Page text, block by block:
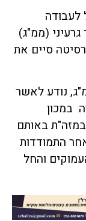
(ממ"ג)
סיים את
נודע לאשר
במכון
באותם
התמודדות
והחל